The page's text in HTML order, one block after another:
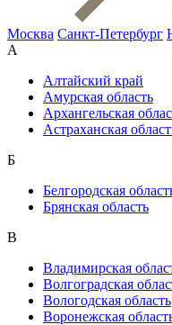
Москва Санкт-Петербург
А
Алтайский край
Амурская область
Архангельская
Астраханская
Б
Белгородская
Брянская область
В
Владимирская
Волгоградская
Вологодская область
Воронежская